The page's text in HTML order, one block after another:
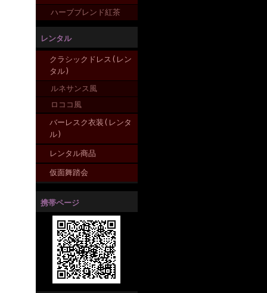
ハーブブレンド紅茶
レンタル
クラシックドレス(レン
タル)
ルネサンス風
ロココ風
バーレスク衣装(レンタ
ル)
レンタル商品
仮面舞踏会
携帯ページ